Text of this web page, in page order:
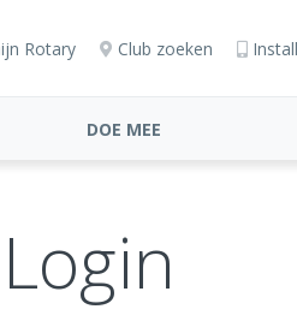
Rotary Club zoeken
DOE MEE
Login